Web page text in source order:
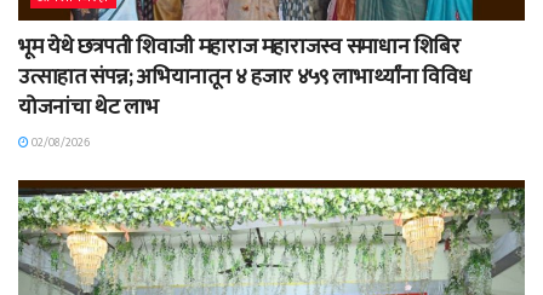
भूम येथे छत्रपती शिवाजी महाराज महाराजस्व समाधान शिबिर
उत्साहात संपन्न; अभियानातून ४ हजार ४५९ लाभार्थ्यांना विविध
योजनांचा थेट लाभ
02/08/2026